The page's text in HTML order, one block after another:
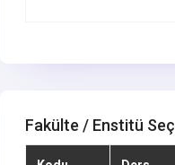
Fakülte / Enstitü